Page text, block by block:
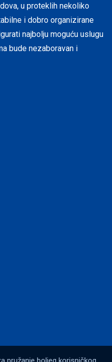
u proteklih nekoliko
i dobro organizirane
najbolju moguću uslugu
bude nezaboravan i